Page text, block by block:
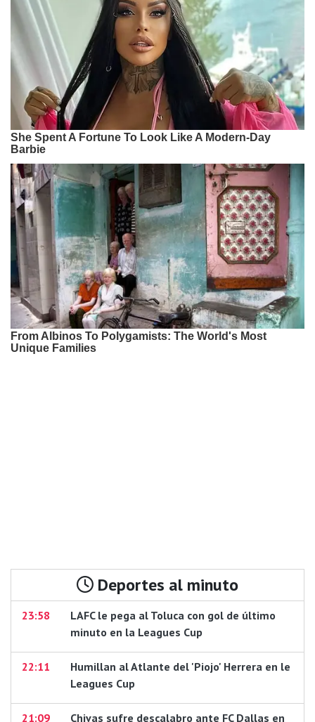
Deportes al minuto
23:58
LAFC le pega al Toluca con gol de último
minuto en la Leagues Cup
22:11
Humillan al Atlante del 'Piojo' Herrera en le
Leagues Cup
21:09 Chivas sufre descalabro ante FC Dallas en